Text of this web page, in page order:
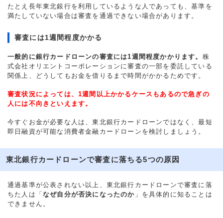
たとえ長年東北銀行を利用しているような人であっても、基準を
満たしていない場合は審査を通過できない場合があります。
審査には1週間程度かかる
一般的に銀行カードローンの審査には1週間程度かかります。 株
式会社オリエントコーポレーションに審査の一部を委託している
関係上、どうしてもお金を借りるまで時間がかかるためです。
審査状況によっては、1週間以上かかるケースもあるので急ぎの
人には不向きといえます。
今すぐお金が必要な人は、東北銀行カードローンではなく、最短
即日融資が可能な消費者金融カードローンを検討しましょう。
東北銀行カードローンで審査に落ちる5つの原因
通過基準が公表されない以上、東北銀行カードローンで審査に落
ちた人は「 なぜ自分が否決になったのか 」を具体的に知ることは
できません。